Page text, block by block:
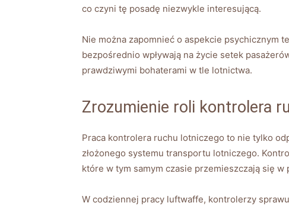
co czyni tę posadę niezwykle interesującą.
Nie można zapomnieć o aspekcie psychicznym
bezpośrednio wpływają na życie setek
prawdziwymi bohaterami w tle lotnictwa.
Zrozumienie roli kontrolera
Praca kontrolera ruchu lotniczego to nie tylko
złożonego systemu transportu lotniczego.
które w tym samym czasie przemieszczają się
W codziennej pracy luftwaffe, kontrolerzy